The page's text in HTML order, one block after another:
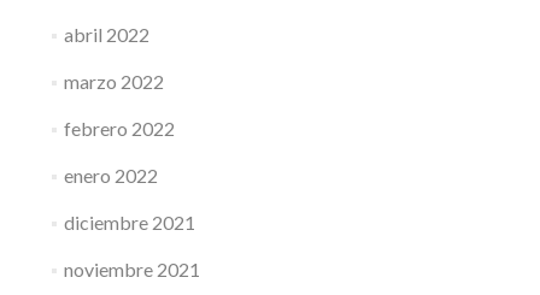
abril 2022
marzo 2022
febrero 2022
enero 2022
diciembre 2021
noviembre 2021